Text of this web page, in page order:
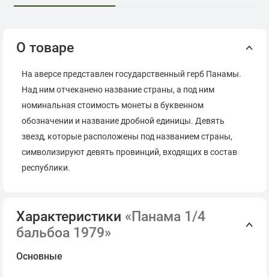
О товаре
На аверсе представлен государственный герб Панамы.
Над ним отчеканено название страны, а под ним
номинальная стоимость монеты в буквенном
обозначении и название дробной единицы. Девять
звезд, которые расположены под названием страны,
символизируют девять провинций, входящих в состав
республики.
Характеристики «Панама 1/4
бальбоа 1979»
Основные